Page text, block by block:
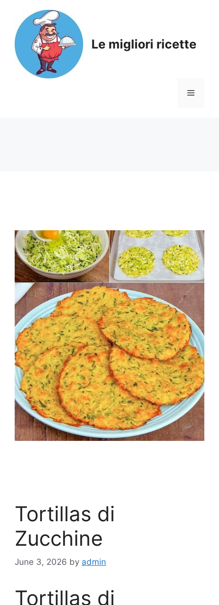
content
Le migliori ricette
Menu
Tortillas di
Zucchine
June 3, 2026 by admin
Tortillas di